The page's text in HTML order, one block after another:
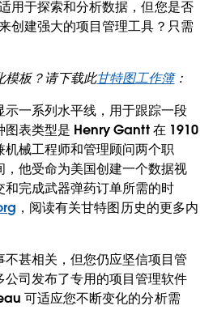
用于探索和分析数据，但您是否
创建强大的项目管理工具？只需
模板？请下载此甘特图工作簿：
一系列水平线，用于跟踪一段
图表类型是 Henry Gantt 在 1910
械工程师和管理顾问两个职
他受命为美国创建一个数据视
完成武器弹药订单所需的时
，阅读有关甘特图历史的更多内
甚相关，但您仍应坚信项目管
司发布了专用的项目管理软件
可适应您不断变化的分析需